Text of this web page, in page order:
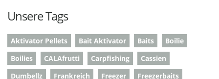
Unsere Tags
Aktivator Pellets Bait Aktivator Baits
Boilie
Boilies
CALAfrutti Carpfishing
Cassien
Dumbellz
Frankreich Freezer
Freezerbaits